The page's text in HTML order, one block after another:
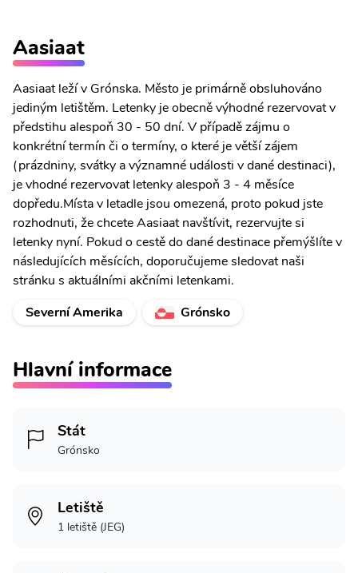
Aasiaat
Aasiaat leží v Grónska. Město je primárně obsluhováno
jediným letištěm. Letenky je obecně výhodné rezervovat v
předstihu alespoň 30 - 50 dní. V případě zájmu o
konkrétní termín či o termíny, o které je větší zájem
(prázdniny, svátky a významné události v dané destinaci),
je vhodné rezervovat letenky alespoň 3 - 4 měsíce
dopředu.Místa v letadle jsou omezená, proto pokud jste
rozhodnuti, že chcete Aasiaat navštívit, rezervujte si
letenky nyní. Pokud o cestě do dané destinace přemýšlíte v
následujících měsících, doporučujeme sledovat naši
stránku s aktuálními akčními letenkami.
Severní Amerika
Grónsko
Hlavní informace
Stát
Grónsko
Letiště
1 letiště (JEG)